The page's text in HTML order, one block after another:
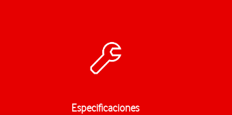
Especificaciones